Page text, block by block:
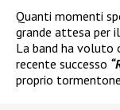
Quanti momenti
grande attesa per
La band ha voluto
recente successo
proprio